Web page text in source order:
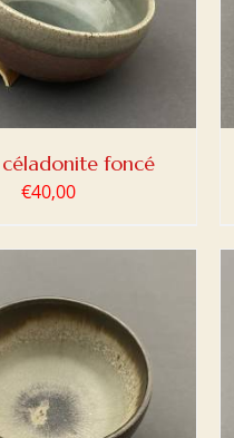
céladonite foncé
€40,00
AU PANIER DETAILS